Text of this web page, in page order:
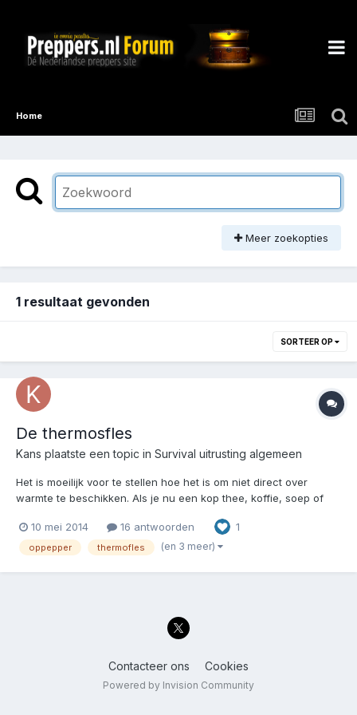
Home
Meer zoekopties
1 resultaat gevonden
SORTEER OP
De thermosfles
Kans plaatste een topic in Survival uitrusting algemeen
Het is moeilijk voor te stellen hoe het is om niet direct over
warmte te beschikken. Als je nu een kop thee, koffie, soep of
kookplaat, koffiezetter, waterkoker, verwarming, oven enz enz.
Maar als dat niet direct voor handen is dan...
10 mei 2014 16 antwoorden 1
oppepper thermofles (en 3 meer)
Contacteer ons Cookies
Powered by Invision Community